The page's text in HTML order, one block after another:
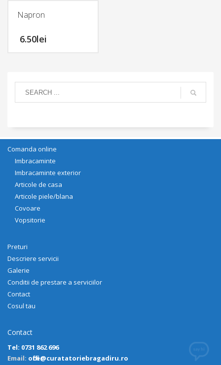
Napron
6.50lei
Comanda online
Imbracaminte
Imbracaminte exterior
Articole de casa
Articole piele/blana
Covoare
Vopsitorie
Preturi
Descriere servicii
Galerie
Conditii de prestare a serviciilor
Contact
Cosul tau
Contact
Tel: 0731 862 696
Email: office@curatatoriebragadiru.ro